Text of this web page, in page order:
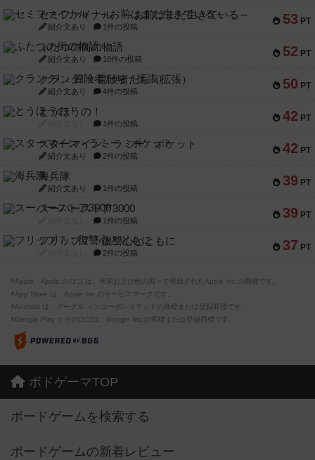
53 PT
セミファイナル ～お前はまだ生きている～
紹介文あり 1件の投稿
52 PT
ふたつの街の物語
紹介文あり 18件の投稿
50 PT
クランク! ：冒険者たち（拡張）
紹介文あり 4件の投稿
42 PT
とうほうの！
1件の投稿
42 PT
スターマイン・ラミー ポケット
紹介文あり 2件の投稿
39 PT
海兵隊
紹介文あり 1件の投稿
39 PT
スーパーストア3000
1件の投稿
37 PT
フリップ７：復讐心とともに
2件の投稿
※Apple、Apple のロゴ は、米国および他の国々で登録されたApple Inc.の商標です。
※App Store は、Apple Inc.のサービスマークです。
※Android は、グーグル インコーポレイテッドの商標または登録商標です。
※Google Play とそのロゴは、Google Inc.の商標または登録商標です。
ボドゲーマTOP
ボードゲームを検索する
ボードゲームの新着レビュー